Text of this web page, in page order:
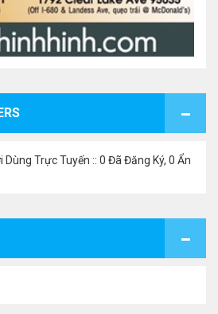
Dùng Trực Tuyến :: 0 Đã Đăng Ký, 0 Ẩn